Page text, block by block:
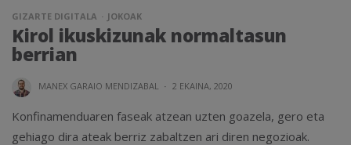
GIZARTE DIGITALA JOKOAK
Kirol ikuskizunak normaltasun
berrian
MANEX GARAIO MENDIZABAL · 2 EKAINA, 2020
Konfinamenduaren faseak atzean uzten goazela, gero eta
gehiago dira ateak berriz zabaltzen ari diren negozioak.